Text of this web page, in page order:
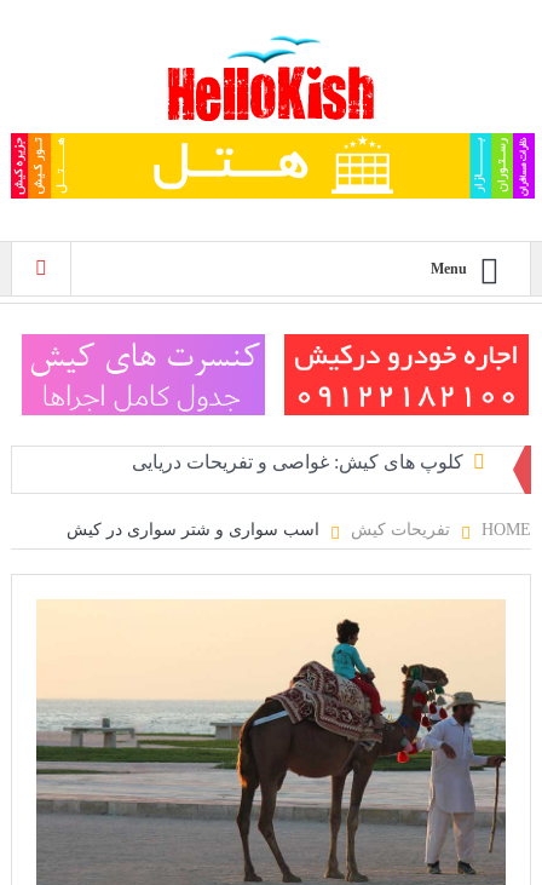
Menu
غواصی در کیش
اجاره موتور در کیش
پاراسل کیش
جت اسکی
سامانه پاسخگویی به شکایات مردمی جزیره کیش
HOME تفریحات کیش اسب سواری و شتر سواری در کیش